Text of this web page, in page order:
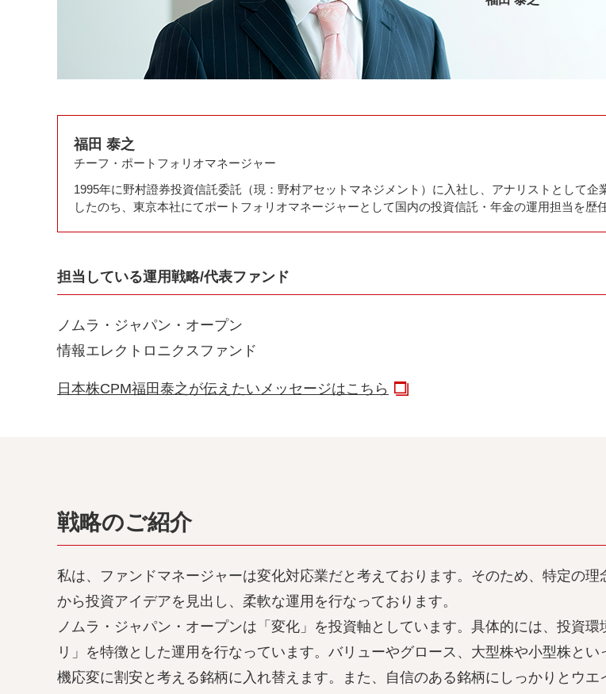
受賞履歴一覧 基準価額一覧
信用リスク集中回避のための投資制限
資産形成に役立つ情
ETFの基本 深掘りETF
福田 泰之
チーフ・ポートフォリオマネージャー
1995年に野村證券投資信託委託（現：野村アセットマネジメント）に入社し、アナリストとして
したのち、東京本社にてポートフォリオマネージャーとして国内の投資信託・年金の運用担当を歴
担当している運用戦略/代表ファンド
ノムラ・ジャパン・オープン
情報エレクトロニクスファンド
日本株CPM福田泰之が伝えたいメッセージはこちら
戦略のご紹介
私は、ファンドマネージャーは変化対応業だと考えております。そのため、特定の
から投資アイデアを見出し、柔軟な運用を行なっております。
ノムラ・ジャパン・オープンは「変化」を投資軸としています。具体的には、投資
リ」を特徴とした運用を行なっています。バリューやグロース、大型株や小型株と
機応変に割安と考える銘柄に入れ替えます。また、自信のある銘柄にしっかりとウ